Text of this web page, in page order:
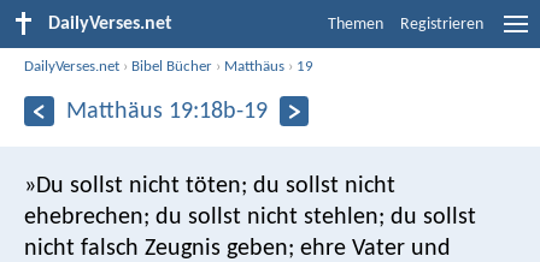
DailyVerses.net Themen Registrieren
DailyVerses.net › Bibel Bücher › Matthäus › 19
Matthäus 19:18b-19
»Du sollst nicht töten; du sollst nicht
ehebrechen; du sollst nicht stehlen; du sollst
nicht falsch Zeugnis geben; ehre Vater und